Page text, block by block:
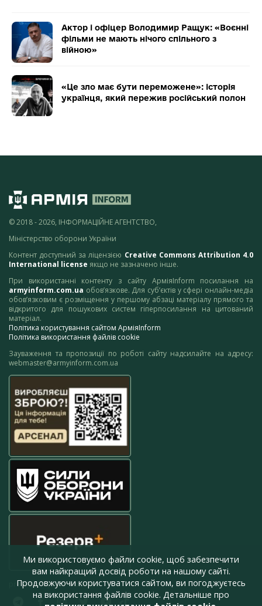
Актор і офіцер Володимир Ращук: «Воєнні
фільми не мають нічого спільного з
війною»
«Це зло має бути переможене»: історія
українця, який пережив російський полон
© 2018 - 2026, ІНФОРМАЦІЙНЕ АГЕНТСТВО,
Міністерство оборони України
Контент доступний за ліцензією Creative Commons Attribution 4.0
International license якщо не зазначено інше.
При використанні контенту з сайту АрміяInform посилання на
armyinform.com.ua обов’язкове. Для суб’єктів у сфері онлайн-медіа
обов’язковим є розміщення у першому абзаці матеріалу прямого та
відкритого для пошукових систем гіперпосилання на цитований
матеріал.
Політика користування сайтом АрміяInform
Політика використання файлів cookie
Зауваження та пропозиції по роботі сайту надсилайте на адресу:
webmaster@armyinform.com.ua
press@armyinform.com.ua
Ми використовуємо файли cookie, щоб забезпечити
вам найкращий досвід роботи на нашому сайті.
Продовжуючи користуватися сайтом, ви погоджуєтесь
на використання файлів cookie. Детальніше про